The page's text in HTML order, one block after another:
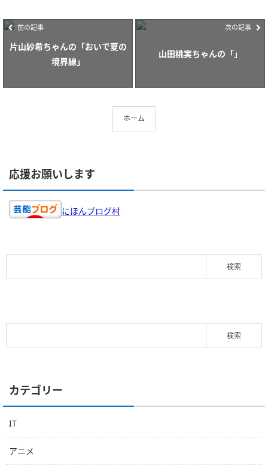
前の記事
片山紗希ちゃんの「おいで夏の
境界線」
次の記事
山田桃実ちゃんの「」
ホーム
応援お願いします
にほんブログ村
カテゴリー
IT
アニメ